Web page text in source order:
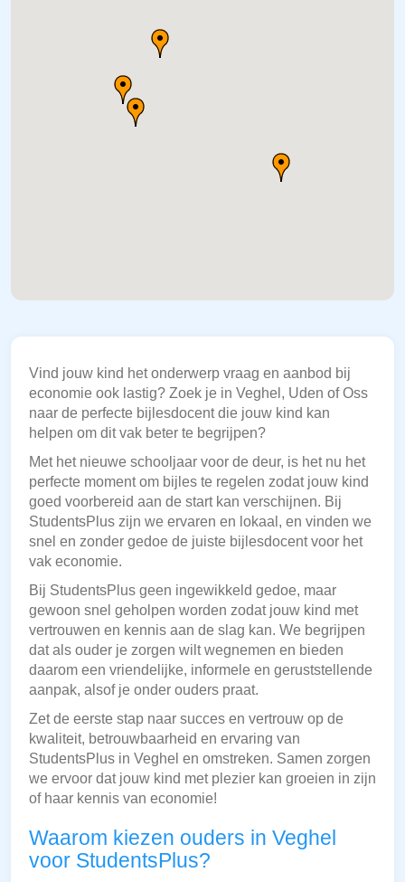
Vind jouw kind het onderwerp vraag en aanbod bij
economie ook lastig? Zoek je in Veghel, Uden of Oss
naar de perfecte bijlesdocent die jouw kind kan
helpen om dit vak beter te begrijpen?
Met het nieuwe schooljaar voor de deur, is het nu het
perfecte moment om bijles te regelen zodat jouw kind
goed voorbereid aan de start kan verschijnen. Bij
StudentsPlus zijn we ervaren en lokaal, en vinden we
snel en zonder gedoe de juiste bijlesdocent voor het
vak economie.
Bij StudentsPlus geen ingewikkeld gedoe, maar
gewoon snel geholpen worden zodat jouw kind met
vertrouwen en kennis aan de slag kan. We begrijpen
dat als ouder je zorgen wilt wegnemen en bieden
daarom een vriendelijke, informele en geruststellende
aanpak, alsof je onder ouders praat.
Zet de eerste stap naar succes en vertrouw op de
kwaliteit, betrouwbaarheid en ervaring van
StudentsPlus in Veghel en omstreken. Samen zorgen
we ervoor dat jouw kind met plezier kan groeien in zijn
of haar kennis van economie!
Waarom kiezen ouders in Veghel
voor StudentsPlus?